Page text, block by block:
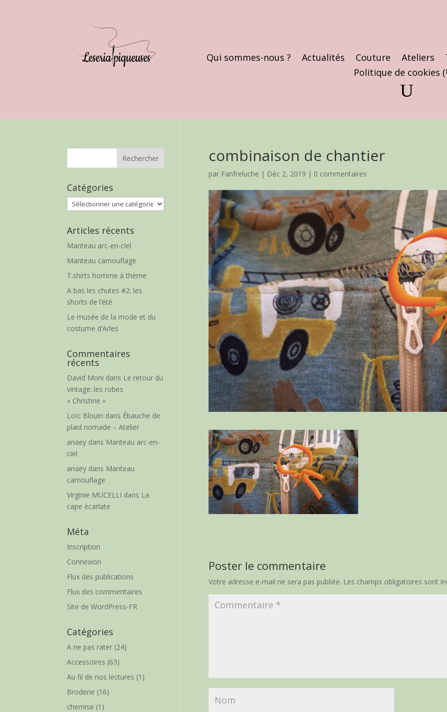
Qui sommes-nous ? Actualités Couture Ateliers
Politique de cookies
combinaison de chantier
par Fanfreluche | Déc 2, 2019 | 0 commentaires
Poster le commentaire
Votre adresse e-mail ne sera pas publiée. Les champs obligatoires sont
Catégories
Catégories
Articles récents
Manteau arc-en-ciel
Manteau camouflage
T.shirts homme à thème
A bas les chutes #2: les
shorts de l’été
Le musée de la mode et du
costume d’Arles
Commentaires
récents
David Moni dans Le retour du
vintage: les robes
« Christine »
Loïc Blouin dans Ébauche de
plaid nomade – Atelier
anaey dans Manteau arc-en-
ciel
anaey dans Manteau
camouflage
Virginie MUCELLI dans La
cape écarlate
Méta
Inscription
Connexion
Flux des publications
Flux des commentaires
Site de WordPress-FR
Catégories
A ne pas rater (24)
Accessoires (63)
Au fil de nos lectures (1)
Broderie (16)
chemise (1)